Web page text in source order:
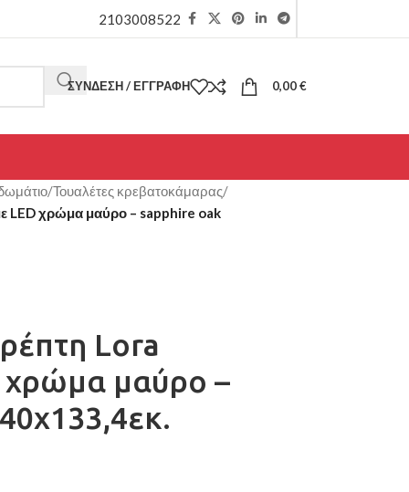
2103008522
ΣΎΝΔΕΣΗ / ΕΓΓΡΑΦΉ 0,00€
/Τουαλέτες κρεβατοκάμαρας/
LED χρώμα μαύρο – sapphire oak
Lora
χρώμα μαύρο –